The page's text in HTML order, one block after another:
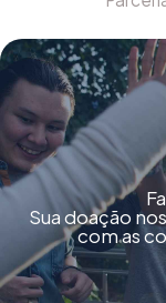
Sua doação
com as